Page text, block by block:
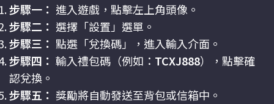
步驟一： 進入遊戲，點擊左上角頭像。
步驟二： 選擇「設置」選單。
步驟三： 點選「兌換碼」，進入輸入介面。
步驟四： 輸入禮包碼（例如： TCXJ888），點擊確
認兌換。
步驟五： 獎勵將自動發送至背包或信箱中。